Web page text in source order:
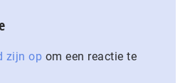
zijn op om een reactie te